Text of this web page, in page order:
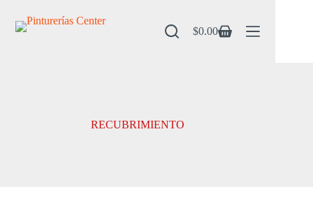
contenido
Carro
$0.00
RECUBRIMIENTO